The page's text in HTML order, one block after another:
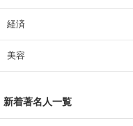
経済
美容
新着著名人一覧